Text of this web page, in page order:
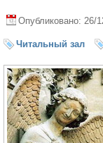
Опубликовано: 26/
Читальный зал